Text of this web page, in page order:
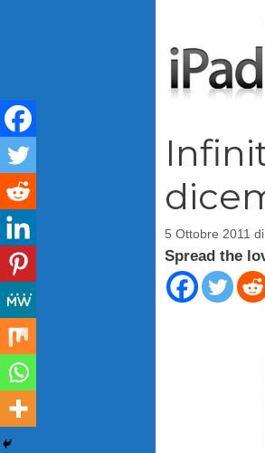
5 Ottobre 2011 di
Spread the